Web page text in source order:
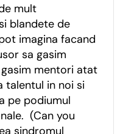
mult
blandete de
imagina facand
sa gasim
mentori atat
talentul in noi si
pe podiumul
(Can you
sindromul